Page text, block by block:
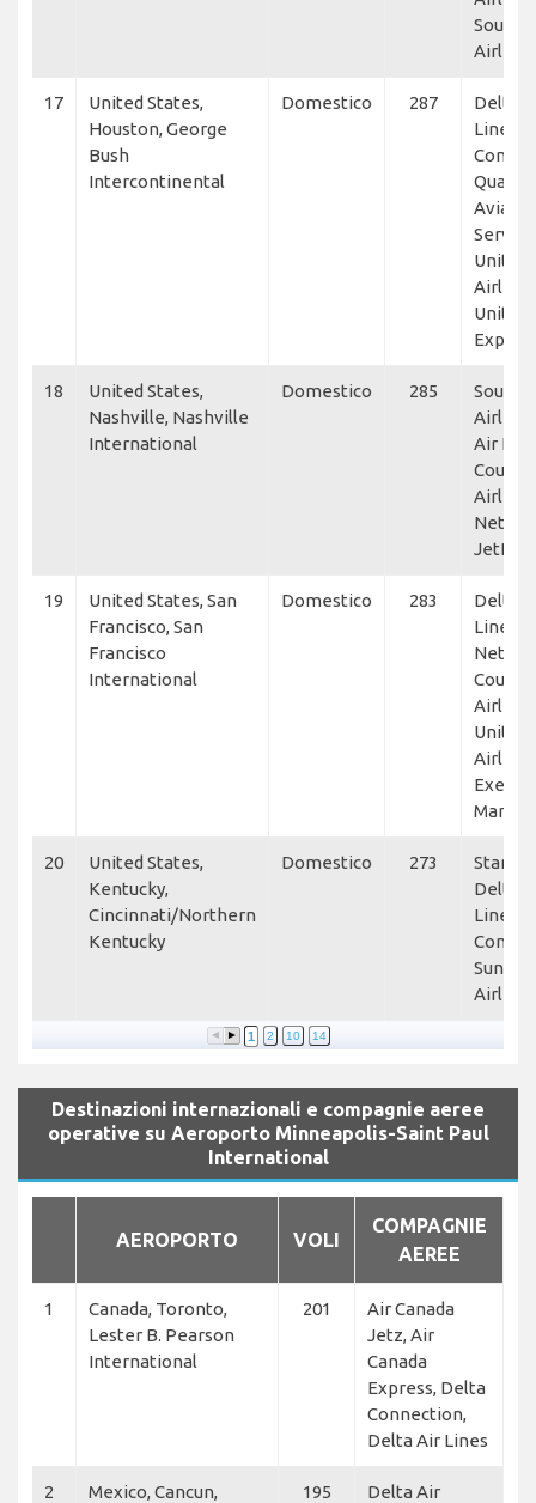
Airlines
17
United States,
Houston, George
Bush
Intercontinental
Domestico 287
Delta
Lines,
Quanta
United
United
18
United States,
Nashville, Nashville
International
Domestico 285
Air
19
United States, San
Francisco, San
Francisco
International
Domestico 283
Delta
Lines,
United
20
United States,
Kentucky,
Cincinnati/Northern
Kentucky
Domestico 273
Star
Delta
Lines,
Sun
Airlines
1 2 10 14
Destinazioni internazionali e compagnie aeree
operative su Aeroporto Minneapolis-Saint Paul
International
AEROPORTO VOLI
COMPAGNIE
AEREE
1
Canada, Toronto,
Lester B. Pearson
International
201
Air Canada
Jetz, Air
Canada
Express, Delta
Connection,
Delta Air Lines
2
Mexico, Cancun,
195
Delta Air